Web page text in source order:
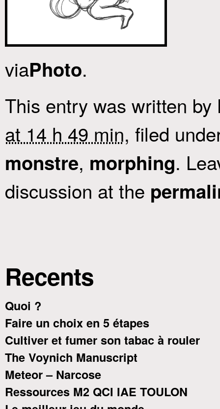
viaPhoto.
This entry was written by
at 14 h 49 min, filed
monstre, morphing.
discussion at the
Recents
Quoi ?
Faire un choix en 5 étapes
Cultiver et fumer son tabac à rouler
The Voynich Manuscript
Meteor – Narcose
Ressources M2 QCI IAE TOULON